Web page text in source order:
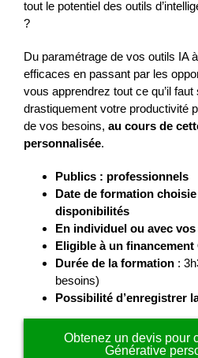
tout le potentiel des outils
?
Du paramétrage de vos outils IA
efficaces en passant par les
vous apprendrez tout ce qu’il
drastiquement votre productivité
de vos besoins, au cours de
personnalisée.
Publics : professionnels
Date de formation
disponibilités
En individuel ou avec
Eligible à un financement
Durée de la formation :
besoins)
Possibilité d’enregistrer
Obtenez un devis pour
Générative